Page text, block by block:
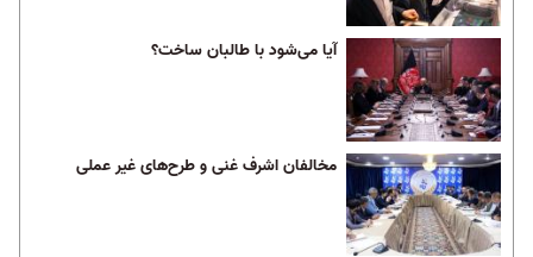
آیا می‌شود با طالبان ساخت؟
مخالفان اشرف غنی و طرح‌های غیر عملی